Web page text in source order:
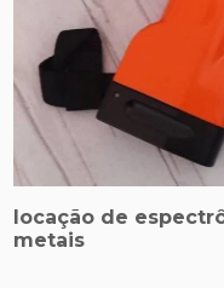
locação de
metais